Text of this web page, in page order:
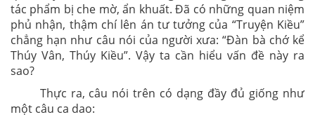
tác phẩm bị che mờ, ẩn khuất. Đã có những quan niệm
phủ nhận, thậm chí lên án tư tưởng của “Truyện Kiều”
chẳng hạn như câu nói của người xưa: “Đàn bà chớ kể
Thúy Vân, Thúy Kiều”. Vậy ta cần hiểu vấn đề này ra
sao?
Thực ra, câu nói trên có dạng đầy đủ giống như
một câu ca dao: